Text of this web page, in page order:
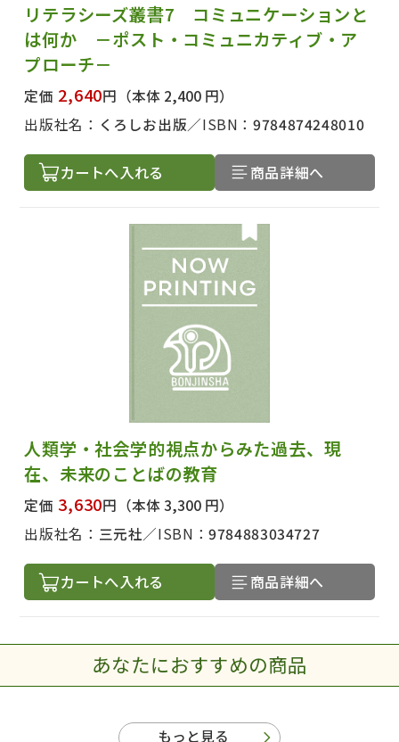
リテラシーズ叢書7 コミュニケーションと
は何か －ポスト・コミュニカティブ・ア
プローチ－
定価 2,640円 （本体 2,400 円）
出版社名： くろしお出版 ISBN：9784874248010
カートへ入れる 商品詳細へ
人類学・社会学的視点からみた過去、現
在、未来のことばの教育
定価 3,630円 （本体 3,300 円）
出版社名： 三元社 ISBN：9784883034727
カートへ入れる 商品詳細へ
あなたにおすすめの商品
もっと見る